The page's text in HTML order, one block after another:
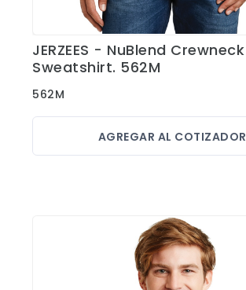
Camisas Outdoors
Deportivas
Fajas
Faldas
Gorras
Ver Detalles
JERZEES - NuBlend Crewneck
Sweatshirt. 562M
562M
AGREGAR AL COTIZADOR